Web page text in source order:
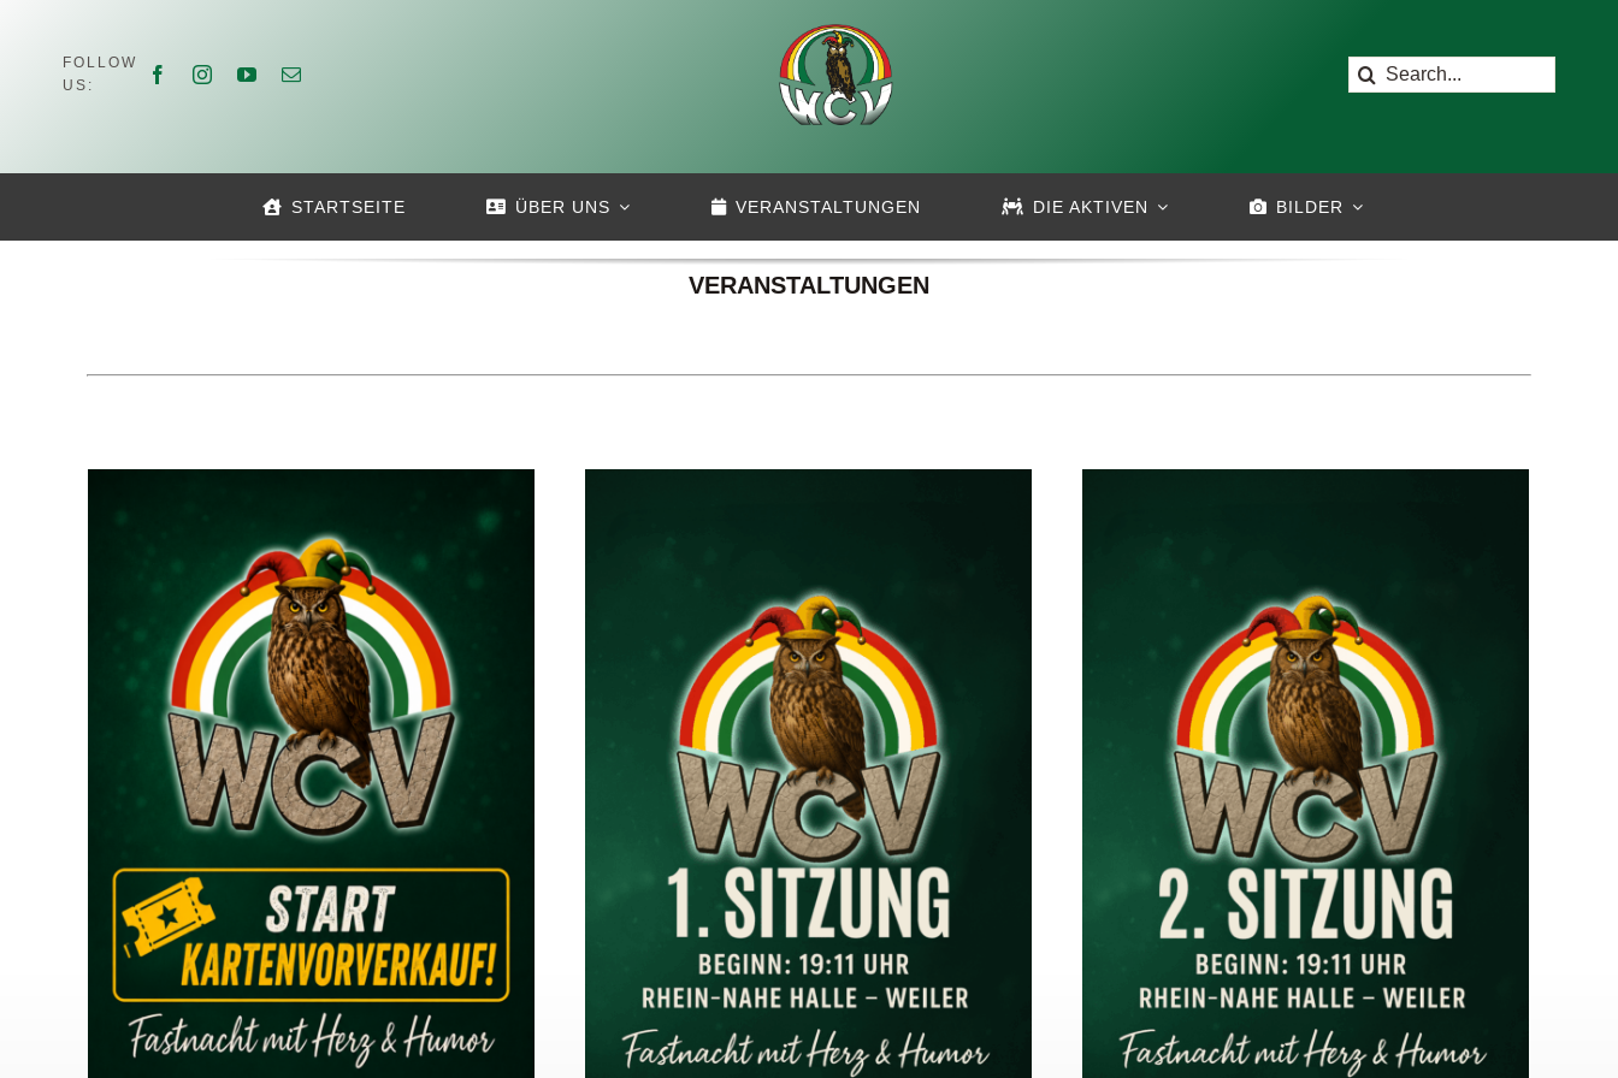
springen
FOLLOW
US:
Suche
STARTSEITE ÜBER UNS VERANSTALTUNGEN DIE AKTIVEN BILDER
VERANSTALTUNGEN